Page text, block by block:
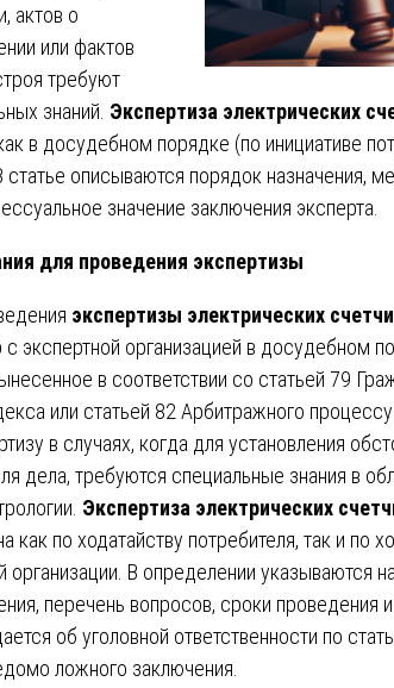
актов о
или фактов
требуют
знаний. Экспертиза электрических
в досудебном порядке (по инициативе
описываются порядок назначения,
значение заключения эксперта.
для проведения экспертизы
экспертизы электрических
экспертной организацией в досудебном
в соответствии со статьей 79
или статьей 82 Арбитражного
в случаях, когда для установления
дела, требуются специальные знания в
Экспертиза электрических
как по ходатайству потребителя, так и по
В определении указываются
перечень вопросов, сроки проведения
об уголовной ответственности по
ложного заключения.